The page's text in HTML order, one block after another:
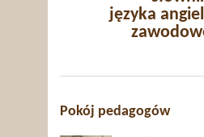
języka
Pokój pedagogów